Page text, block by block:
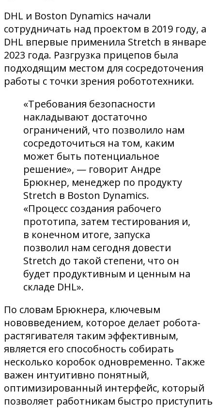
DHL и Boston Dynamics начали
сотрудничать над проектом в 2019 году, а
DHL впервые применила Stretch в январе
2023 года. Разгрузка прицепов была
подходящим местом для сосредоточения
работы с точки зрения робототехники.
«Требования безопасности
накладывают достаточно
ограничений, что позволило нам
сосредоточиться на том, каким
может быть потенциальное
решение», — говорит Андре
Брюкнер, менеджер по продукту
Stretch в Boston Dynamics.
«Процесс создания рабочего
прототипа, затем тестирования и,
в конечном итоге, запуска
позволил нам сегодня довести
Stretch до такой степени, что он
будет продуктивным и ценным на
складе DHL».
По словам Брюкнера, ключевым
нововведением, которое делает робота-
растягивателя таким эффективным,
является его способность собирать
несколько коробок одновременно. Также
важен интуитивно понятный,
оптимизированный интерфейс, который
позволяет работникам быстро приступить